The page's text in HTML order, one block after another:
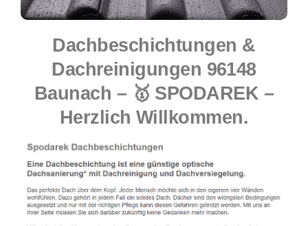
Dachbeschichtungen &
Dachreinigungen 96148
Baunach – 🥇 SPODAREK –
Herzlich Willkommen.